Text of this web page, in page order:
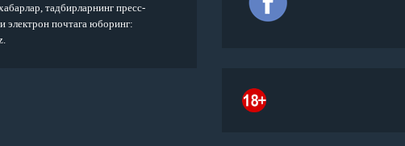
тадбирларнинг пресс-
электрон почтага юборинг: